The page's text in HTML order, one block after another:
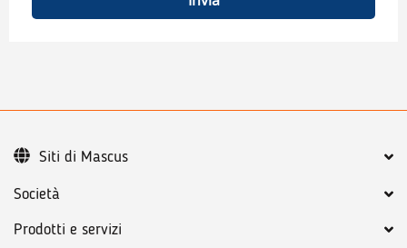
Società
Prodotti e servizi
Siti di Mascus